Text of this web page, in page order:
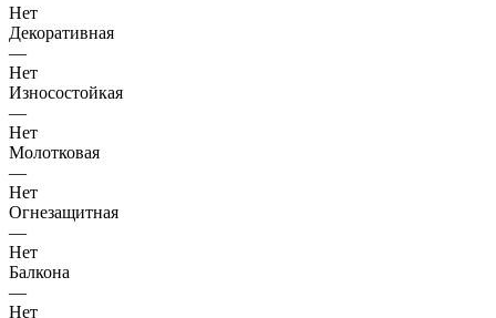
Нет
Декоративная
—
Нет
Износостойкая
—
Нет
Молотковая
—
Нет
Огнезащитная
—
Нет
Балкона
—
Нет